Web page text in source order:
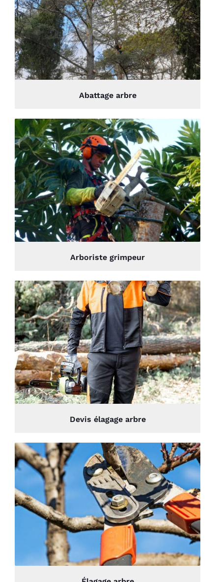
Abattage arbre
Arboriste grimpeur
Devis élagage arbre